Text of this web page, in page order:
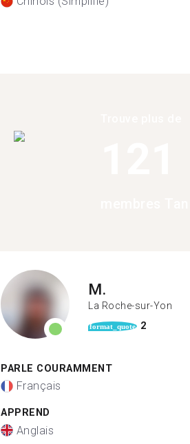
M.
La Roche-sur-Yon
format_quote 2
PARLE COURAMMENT
Français
APPREND
Anglais